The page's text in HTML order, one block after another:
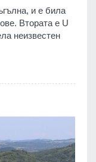
и е била
Втората е U
неизвестен